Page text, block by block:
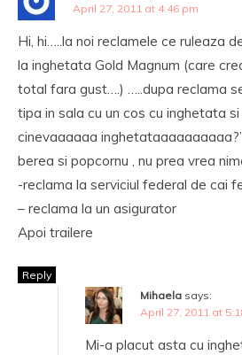
April 27, 2011 at 4:46 pm
Hi, hi…..la noi reclamele ce ruleaza
la inghetata Gold Magnum (care
total fara gust….) …..dupa reclama
tipa in sala cu un cos cu inghetata
cinevaaaaaa
berea si popcornu , nu prea vrea
-reclama la serviciul federal de cai
– reclama la un asigurator
Apoi trailere
Reply
Mihaela says:
April 27, 2011 at
Mi-a placut asta cu